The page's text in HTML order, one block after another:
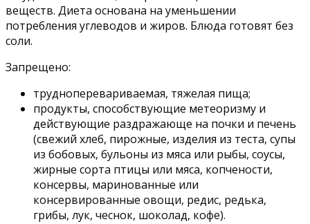
веществ. Диета основана на уменьшении
потребления углеводов и жиров. Блюда готовят без
соли.
Запрещено:
трудноперевариваемая, тяжелая пища;
продукты, способствующие метеоризму и
действующие раздражающе на почки и печень
(свежий хлеб, пирожные, изделия из теста, супы
из бобовых, бульоны из мяса или рыбы, соусы,
жирные сорта птицы или мяса, копчености,
консервы, маринованные или
консервированные овощи, редис, редька,
грибы, лук, чеснок, шоколад, кофе).